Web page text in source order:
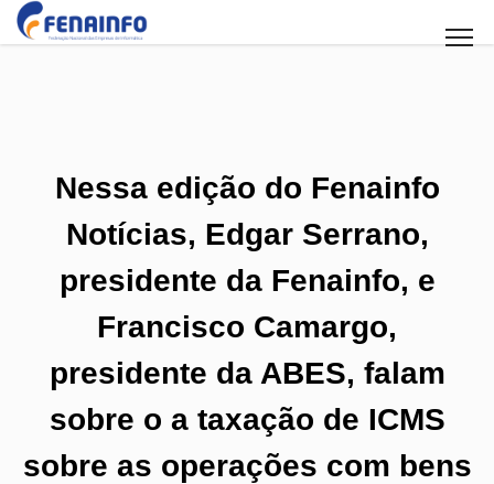
Nessa edição do Fenainfo
Notícias, Edgar Serrano,
presidente da Fenainfo, e
Francisco Camargo,
presidente da ABES, falam
sobre o a taxação de ICMS
sobre as operações com bens